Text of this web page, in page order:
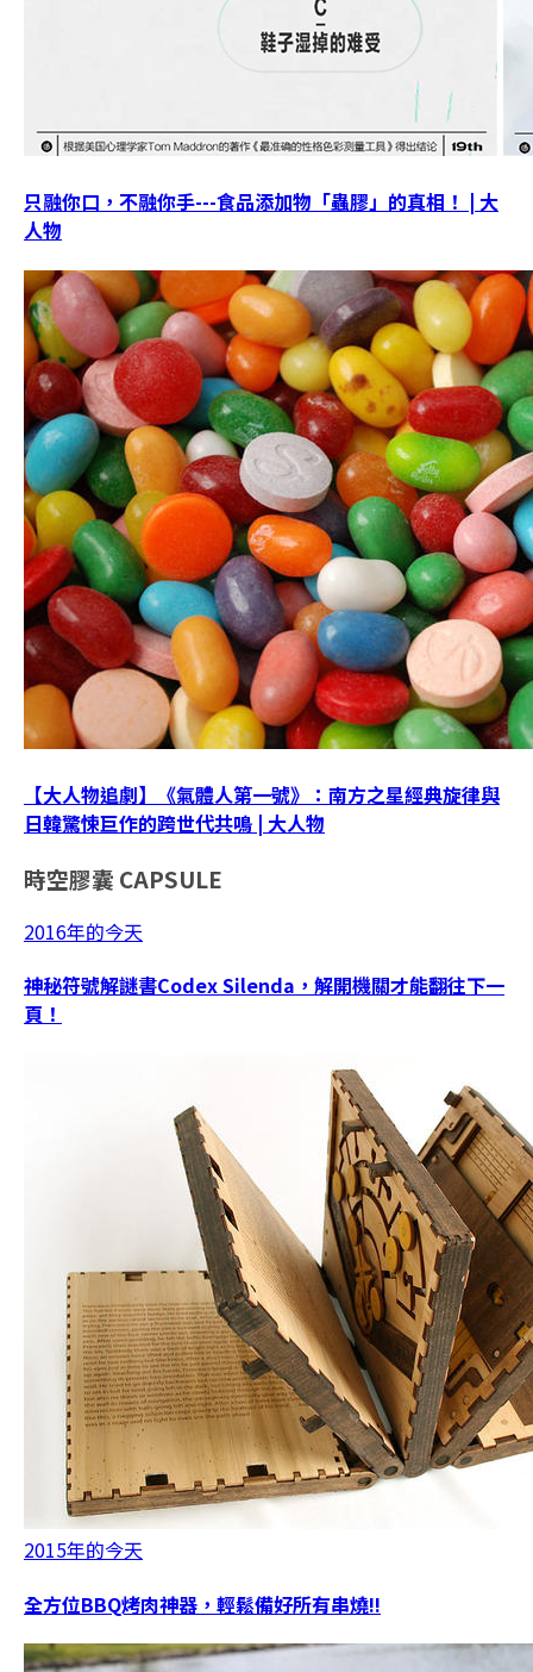
只融你口，不融你手---食品添加物「蟲膠」的真相！ | 大
人物
【大人物追劇】《氣體人第一號》：南方之星經典旋律與
日韓驚悚巨作的跨世代共鳴 | 大人物
時空膠囊 CAPSULE
2016年的今天
神秘符號解謎書Codex Silenda，解開機關才能翻往下一
頁！
2015年的今天
全方位BBQ烤肉神器，輕鬆備好所有串燒!!